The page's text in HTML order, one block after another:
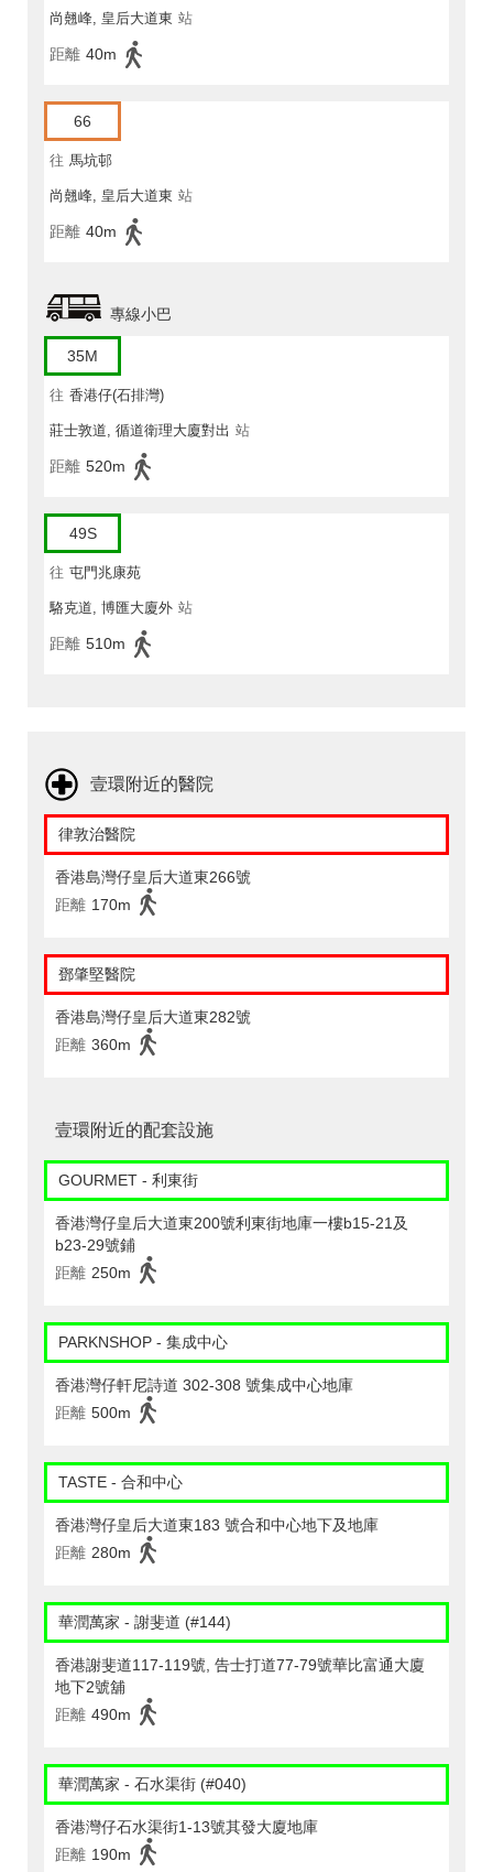
尚翹峰, 皇后大道東 站
距離 40m
66
往 馬坑邨
尚翹峰, 皇后大道東 站
距離 40m
專線小巴
35M
往 香港仔(石排灣)
莊士敦道, 循道衛理大廈對出 站
距離 520m
49S
往 屯門兆康苑
駱克道, 博匯大廈外 站
距離 510m
壹環附近的醫院
律敦治醫院
香港島灣仔皇后大道東266號
距離 170m
鄧肇堅醫院
香港島灣仔皇后大道東282號
距離 360m
壹環附近的配套設施
GOURMET - 利東街
香港灣仔皇后大道東200號利東街地庫一樓b15-21及
b23-29號鋪
距離 250m
PARKNSHOP - 集成中心
香港灣仔軒尼詩道 302-308 號集成中心地庫
距離 500m
TASTE - 合和中心
香港灣仔皇后大道東183 號合和中心地下及地庫
距離 280m
華潤萬家 - 謝斐道 (#144)
香港謝斐道117-119號, 告士打道77-79號華比富通大廈
地下2號舖
距離 490m
華潤萬家 - 石水渠街 (#040)
香港灣仔石水渠街1-13號其發大廈地庫
距離 190m